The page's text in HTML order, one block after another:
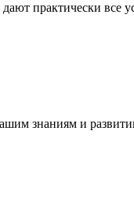
практически все
знаниям и